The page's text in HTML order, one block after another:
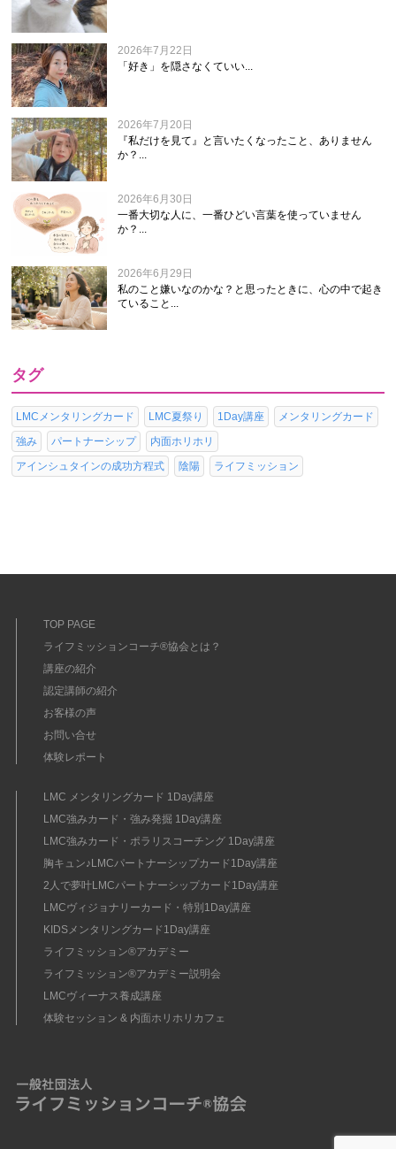
2026年7月22日
「好き」を隠さなくていい...
2026年7月20日
『私だけを見て』と言いたくなったこと、ありません
か？...
2026年6月30日
一番大切な人に、一番ひどい言葉を使っていません
か？...
2026年6月29日
私のこと嫌いなのかな？と思ったときに、心の中で起き
ていること...
タグ
LMCメンタリングカード LMC夏祭り 1Day講座
メンタリングカード
強み
パートナーシップ
内面ホリホリ
アインシュタインの成功方程式
陰陽 ライフミッション
TOP PAGE
ライフミッションコーチ®協会とは？
講座の紹介
認定講師の紹介
お客様の声
お問い合せ
体験レポート
LMC メンタリングカード 1Day講座
LMC強みカード・強み発掘 1Day講座
LMC強みカード・ポラリスコーチング 1Day講座
胸キュン♪LMCパートナーシップカード1Day講座
2人で夢叶LMCパートナーシップカード1Day講座
LMCヴィジョナリーカード・特別1Day講座
KIDSメンタリングカード1Day講座
ライフミッション®︎アカデミー
ライフミッション®︎アカデミー説明会
LMCヴィーナス養成講座
体験セッション & 内面ホリホリカフェ